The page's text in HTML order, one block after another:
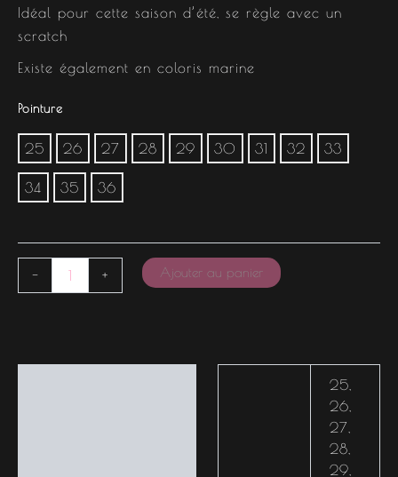
Idéal pour cette saison d’été, se règle avec un
scratch
Existe également en coloris marine
Pointure
25 26 27 28 29 30 31 32 33
34 35 36
- + Ajouter au panier
25
26
27
28
29